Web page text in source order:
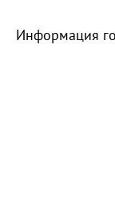
Информация